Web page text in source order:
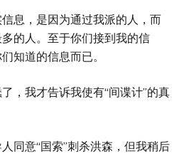
息，是因为通过我派的人，而
的人。至于你们接到我的信
知道的信息而已。
，我才告诉我使有“间谍计”的真
同意“国索”刺杀洪森，但我稍后